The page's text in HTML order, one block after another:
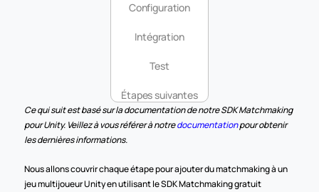
Configuration
Intégration
Test
Étapes suivantes
Ce qui suit est basé sur la documentation de notre SDK Matchmaking
pour Unity. Veillez à vous référer à notre documentation pour obtenir
les dernières informations.
Nous allons couvrir chaque étape pour ajouter du matchmaking à un
jeu multijoueur Unity en utilisant le SDK Matchmaking gratuit